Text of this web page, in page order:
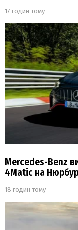
17 годин тому
Mercedes-Benz
4Matic на
18 годин тому